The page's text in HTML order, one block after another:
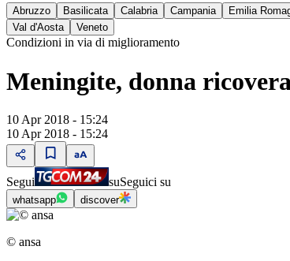
Abruzzo Basilicata Calabria Campania Emilia
Val d'Aosta
Veneto
Condizioni in via di miglioramento
Meningite, donna
10 Apr 2018 - 15:24
10 Apr 2018 - 15:24
Segui suSeguici su
whatsapp discover
© ansa